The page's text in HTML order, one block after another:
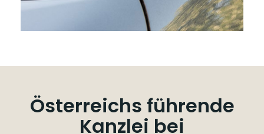
Österreichs führende
Kanzlei bei